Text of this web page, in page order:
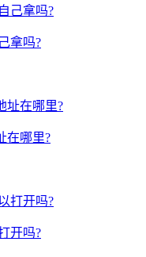
拿吗?
在哪里?
开吗?